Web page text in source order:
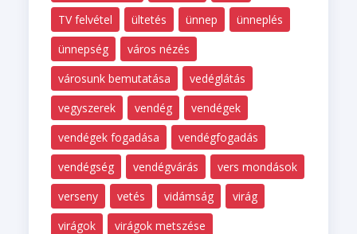
TV felvétel
ültetés ünnep
ünneplés
ünnepség
város nézés
városunk bemutatása
vedéglátás
vegyszerek
vendég
vendégek
vendégek fogadása
vendégfogadás
vendégség
vendégvárás
vers mondások
verseny
vetés vidámság
virág
virágok
virágok metszése